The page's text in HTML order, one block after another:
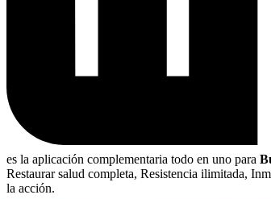
es la aplicación complementaria todo en uno para
Restaurar salud completa, Resistencia ilimitada,
la acción.